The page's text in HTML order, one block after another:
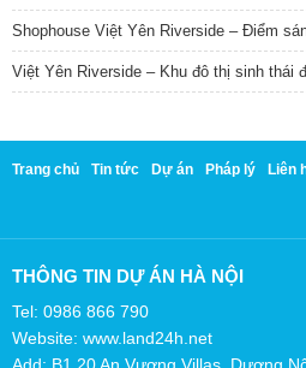
Shophouse Việt Yên Riverside – Điểm
Việt Yên Riverside – Khu đô thị sinh thái
Trang chủ Tin tức Dự án Pháp lý Liên
THÔNG TIN DỰ ÁN HÀ NỘI
Tel: 0986 866 790
Website: www.land24h.net